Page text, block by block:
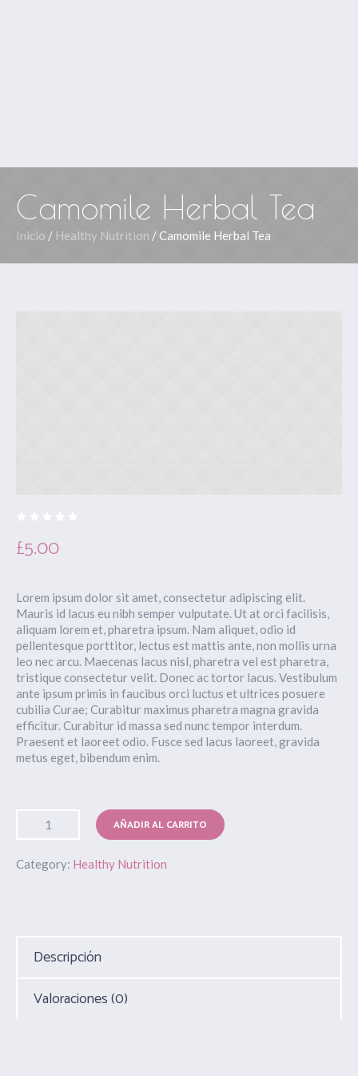
Camomile Herbal Tea
Inicio / Healthy Nutrition / Camomile Herbal Tea
£5.00
Lorem ipsum dolor sit amet, consectetur adipiscing elit.
Mauris id lacus eu nibh semper vulputate. Ut at orci facilisis,
aliquam lorem et, pharetra ipsum. Nam aliquet, odio id
pellentesque porttitor, lectus est mattis ante, non mollis urna
leo nec arcu. Maecenas lacus nisl, pharetra vel est pharetra,
tristique consectetur velit. Donec ac tortor lacus. Vestibulum
ante ipsum primis in faucibus orci luctus et ultrices posuere
cubilia Curae; Curabitur maximus pharetra magna gravida
efficitur. Curabitur id massa sed nunc tempor interdum.
Praesent et laoreet odio. Fusce sed lacus laoreet, gravida
metus eget, bibendum enim.
AÑADIR AL CARRITO
Category: Healthy Nutrition
Descripción
Valoraciones (0)